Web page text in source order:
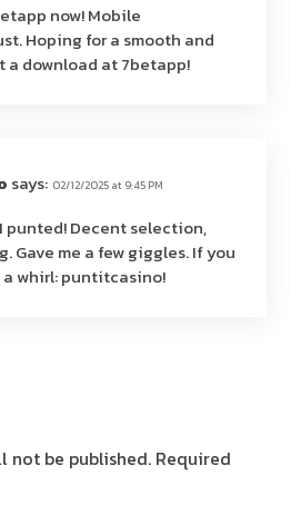
now! Mobile
Hoping for a smooth and
a download at7betapp!
says: 02/12/2025 at 9:45 PM
punted! Decent selection,
Gave me a few giggles. If you
whirl:puntitcasino!
not be published. Required